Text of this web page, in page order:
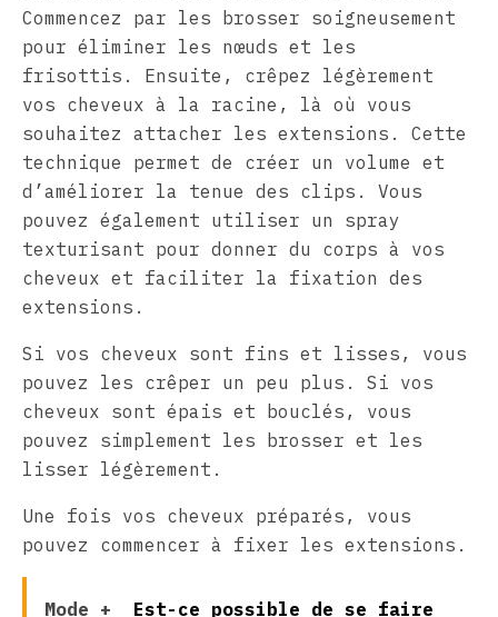
Commencez par les brosser soigneusement
pour éliminer les nœuds et les
frisottis. Ensuite, crêpez légèrement
vos cheveux à la racine, là où vous
souhaitez attacher les extensions. Cette
technique permet de créer un volume et
d’améliorer la tenue des clips. Vous
pouvez également utiliser un spray
texturisant pour donner du corps à vos
cheveux et faciliter la fixation des
extensions.
Si vos cheveux sont fins et lisses, vous
pouvez les crêper un peu plus. Si vos
cheveux sont épais et bouclés, vous
pouvez simplement les brosser et les
lisser légèrement.
Une fois vos cheveux préparés, vous
pouvez commencer à fixer les extensions.
Mode + Est-ce possible de se faire